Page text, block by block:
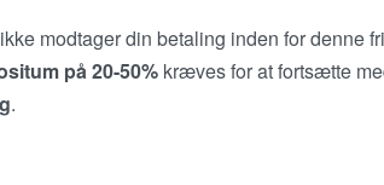
modtager din betaling inden for denne
på 20-50% kræves for at fortsætte
.